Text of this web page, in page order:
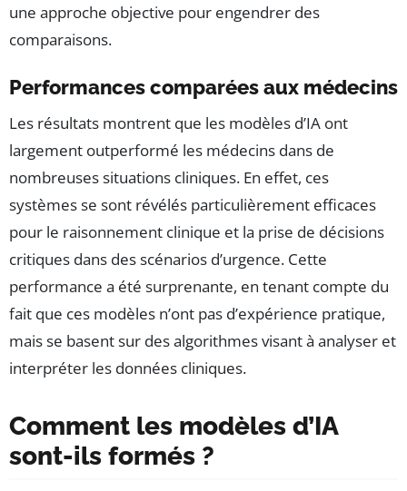
une approche objective pour engendrer des
comparaisons.
Performances comparées aux médecins
Les résultats montrent que les modèles d’IA ont
largement outperformé les médecins dans de
nombreuses situations cliniques. En effet, ces
systèmes se sont révélés particulièrement efficaces
pour le raisonnement clinique et la prise de décisions
critiques dans des scénarios d’urgence. Cette
performance a été surprenante, en tenant compte du
fait que ces modèles n’ont pas d’expérience pratique,
mais se basent sur des algorithmes visant à analyser et
interpréter les données cliniques.
Comment les modèles d’IA
sont-ils formés ?